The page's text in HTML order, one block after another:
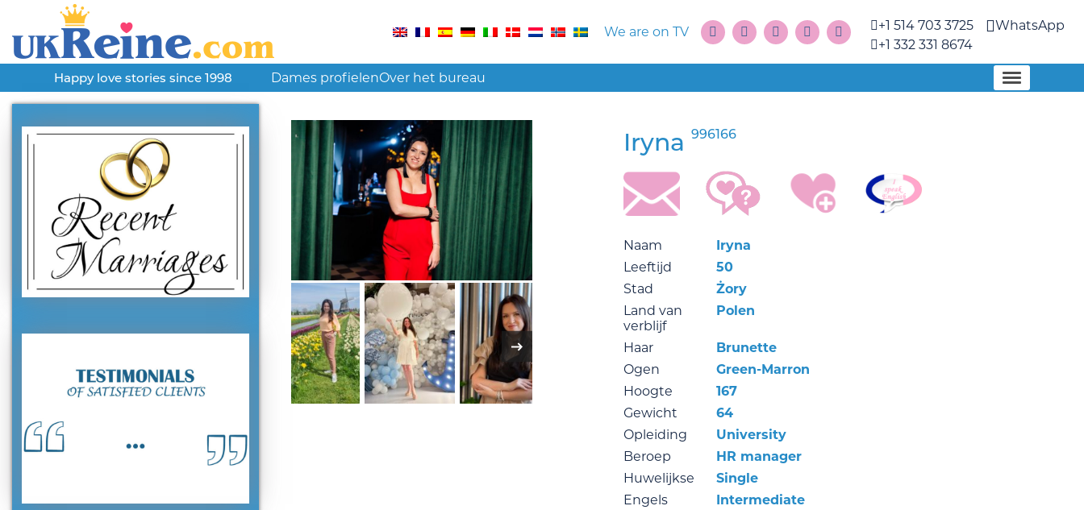
We are on TV
+1 514 703 3725
+1 332 331 8674
WhatsApp
Happy love stories since 1998 Dames profielenOver het bureau
Iryna 996166
Naam
Iryna
Leeftijd
50
Stad
Żory
Land van
verblijf
Polen
Haar
Brunette
Ogen
Green-Marron
Hoogte
167
Gewicht
64
Opleiding
University
Beroep
HR manager
Huwelijkse
Single
Engels
Intermediate